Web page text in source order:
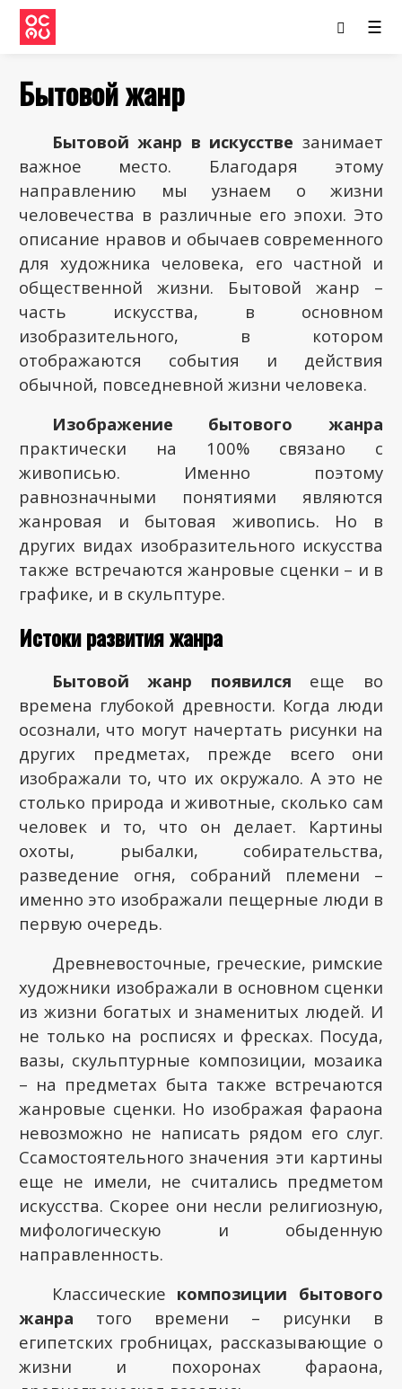
☰
Бытовой жанр
Бытовой жанр в искусстве занимает
важное место. Благодаря этому
направлению мы узнаем о жизни
человечества в различные его эпохи. Это
описание нравов и обычаев современного
для художника человека, его частной и
общественной жизни. Бытовой жанр –
часть искусства, в основном
изобразительного, в котором
отображаются события и действия
обычной, повседневной жизни человека.
Изображение бытового жанра
практически на 100% связано с
живописью. Именно поэтому
равнозначными понятиями являются
жанровая и бытовая живопись. Но в
других видах изобразительного искусства
также встречаются жанровые сценки – и в
графике, и в скульптуре.
Истоки развития жанра
Бытовой жанр появился еще во
времена глубокой древности. Когда люди
осознали, что могут начертать рисунки на
других предметах, прежде всего они
изображали то, что их окружало. А это не
столько природа и животные, сколько сам
человек и то, что он делает. Картины
охоты, рыбалки, собирательства,
разведение огня, собраний племени –
именно это изображали пещерные люди в
первую очередь.
Древневосточные, греческие, римские
художники изображали в основном сценки
из жизни богатых и знаменитых людей. И
не только на росписях и фресках. Посуда,
вазы, скульптурные композиции, мозаика
– на предметах быта также встречаются
жанровые сценки. Но изображая фараона
невозможно не написать рядом его слуг.
Ссамостоятельного значения эти картины
еще не имели, не считались предметом
искусства. Скорее они несли религиозную,
мифологическую и обыденную
направленность.
Классические композиции бытового
жанра того времени – рисунки в
египетских гробницах, рассказывающие о
жизни и похоронах фараона,